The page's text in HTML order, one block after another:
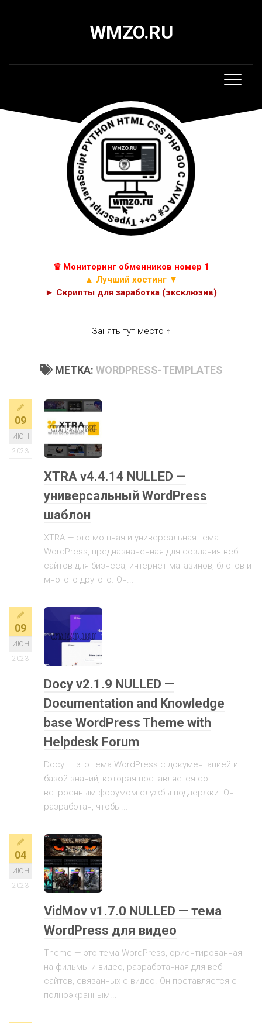
WMZO.RU
♛ Мониторинг обменников номер 1
▲ Лучший хостинг ▼
► Скрипты для заработка (эксклюзив)
Занять тут место ↑
МЕТКА: WORDPRESS-TEMPLATES
09
ИЮН
2023
XTRA v4.4.14 NULLED —
универсальный WordPress
шаблон
XTRA — это мощная и универсальная тема
WordPress, предназначенная для создания веб-
сайтов для бизнеса, интернет-магазинов, блогов и
многого другого. Он...
09
ИЮН
2023
Docy v2.1.9 NULLED —
Documentation and Knowledge
base WordPress Theme with
Helpdesk Forum
Docy — это тема WordPress с документацией и
базой знаний, которая поставляется со
встроенным форумом службы поддержки. Он
разработан, чтобы...
04
ИЮН
2023
VidMov v1.7.0 NULLED — тема
WordPress для видео
Theme — это тема WordPress, ориентированная
на фильмы и видео, разработанная для веб-
сайтов, связанных с видео. Он поставляется с
полноэкранным...